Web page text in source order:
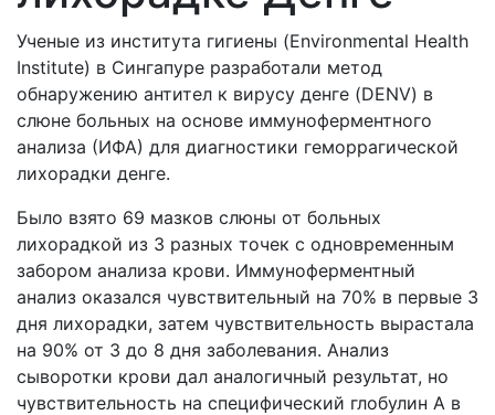
Ученые из института гигиены (Environmental Health
Institute) в Сингапуре разработали метод
обнаружению антител к вирусу денге (DENV) в
слюне больных на основе иммуноферментного
анализа (ИФА) для диагностики геморрагической
лихорадки денге.
Было взято 69 мазков слюны от больных
лихорадкой из 3 разных точек с одновременным
забором анализа крови. Иммуноферментный
анализ оказался чувствительный на 70% в первые 3
дня лихорадки, затем чувствительность вырастала
на 90% от 3 до 8 дня заболевания. Анализ
сыворотки крови дал аналогичный результат, но
чувствительность на специфический глобулин А в